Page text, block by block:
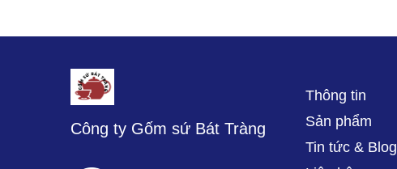
Công ty Gốm sứ Bát Tràng
Thông tin
Sản phẩm
Tin tức & Blog